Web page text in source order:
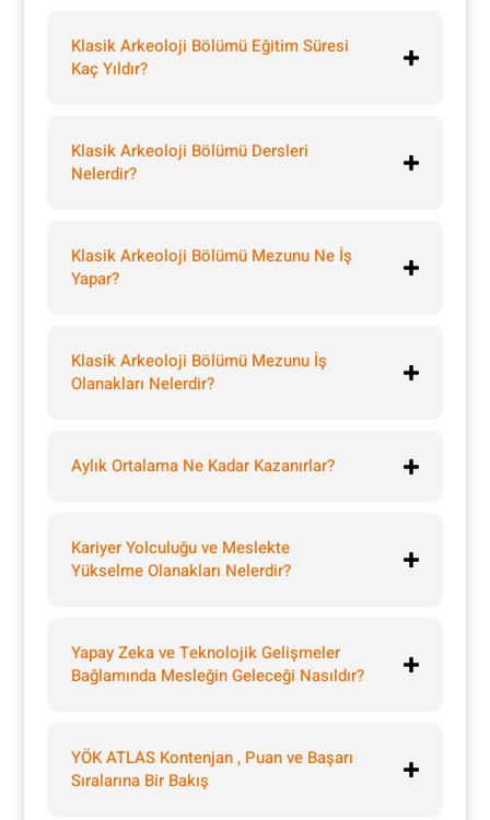
Klasik Arkeoloji Bölümü Eğitim Süresi
Kaç Yıldır?
Klasik Arkeoloji Bölümü Dersleri
Nelerdir?
Klasik Arkeoloji Bölümü Mezunu Ne İş
Yapar?
Klasik Arkeoloji Bölümü Mezunu İş
Olanakları Nelerdir?
Aylık Ortalama Ne Kadar Kazanırlar?
Kariyer Yolculuğu ve Meslekte
Yükselme Olanakları Nelerdir?
Yapay Zeka ve Teknolojik Gelişmeler
Bağlamında Mesleğin Geleceği Nasıldır?
YÖK ATLAS Kontenjan , Puan ve Başarı
Sıralarına Bir Bakış